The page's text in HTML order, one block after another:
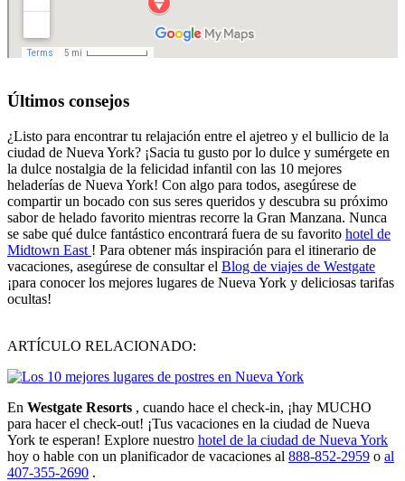
Últimos consejos
¿Listo para encontrar tu relajación entre el ajetreo y el bullicio de la
ciudad de Nueva York? ¡Sacia tu gusto por lo dulce y sumérgete en
la dulce nostalgia de la felicidad infantil con las 10 mejores
heladerías de Nueva York! Con algo para todos, asegúrese de
compartir un bocado con sus seres queridos y descubra su próximo
sabor de helado favorito mientras recorre la Gran Manzana. Nunca
se sabe qué dulce fantástico encontrará fuera de su favorito hotel de
Midtown East ! Para obtener más inspiración para el itinerario de
vacaciones, asegúrese de consultar el Blog de viajes de Westgate
¡para conocer los mejores lugares de Nueva York y deliciosas tarifas
ocultas!
ARTÍCULO RELACIONADO:
En Westgate Resorts , cuando hace el check-in, ¡hay MUCHO
para hacer el check-out! ¡Tus vacaciones en la ciudad de Nueva
York te esperan! Explore nuestro hotel de la ciudad de Nueva York
hoy o hable con un planificador de vacaciones al 888-852-2959 o al
407-355-2690 .